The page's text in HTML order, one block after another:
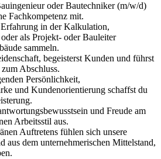
oder Bautechniker (m/w/d)
Fachkompetenz mit.
in der Kalkulation,
als Projekt- oder Bauleiter
sammeln.
begeisterst Kunden und führst
Abschluss.
Persönlichkeit,
und Kundenorientierung schaffst du
und Freude am
Arbeitsstil aus.
Auftretens fühlen sich unsere
aus dem unternehmerischen Mittelstand,